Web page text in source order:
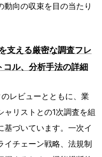
向の収束を目の当たり
支える厳密な調査フレ
ル、分析手法の詳細
レビューとともに、業
リストとの1次調査を組
づいています。一次イ
イチェーン戦略、法規制